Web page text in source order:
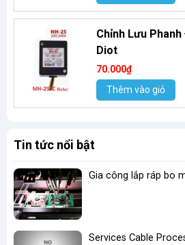
Chỉnh Lưu
Diot
70.000₫
Thêm vào giỏ
Tin tức nổi bật
Gia công lắp ráp bo
Services Cable